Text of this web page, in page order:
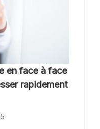
en face à face
rapidement